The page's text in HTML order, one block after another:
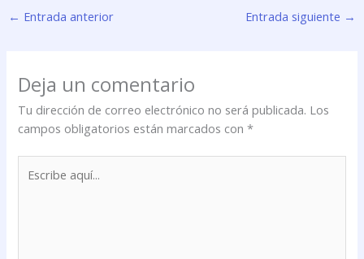
← Entrada anterior Entrada siguiente →
Deja un comentario
Tu dirección de correo electrónico no será publicada. Los
campos obligatorios están marcados con*
aquí...